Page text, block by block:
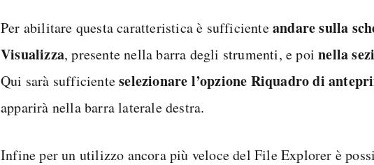
Per abilitare questa caratteristica è sufficienteandare sulla
Visualizza, presente nella barra degli strumenti, e poinella
Qui sarà sufficienteselezionare l’opzione Riquadro di
apparirà nella barra laterale destra.
Infine per un utilizzo ancora più veloce del File Explorer è